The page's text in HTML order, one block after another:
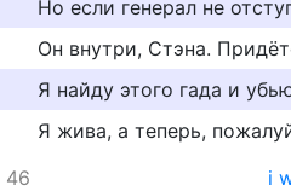
Но если генерал не
Он внутри, Стэна.
Я найду этого гада и
Я жива, а теперь,
46
i